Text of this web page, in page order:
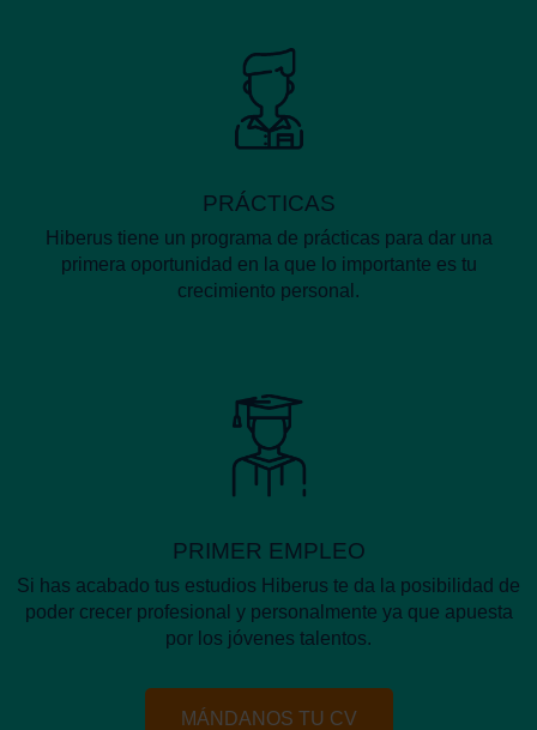
PRÁCTICAS
Hiberus tiene un programa de prácticas para dar una
primera oportunidad en la que lo importante es tu
crecimiento personal.
PRIMER EMPLEO
Si has acabado tus estudios Hiberus te da la posibilidad de
poder crecer profesional y personalmente ya que apuesta
por los jóvenes talentos.
MÁNDANOS TU CV